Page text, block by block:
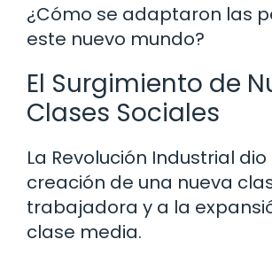
¿Cómo se adaptaron las
este nuevo mundo?
El Surgimiento de
Clases Sociales
La Revolución Industrial
creación de una nueva
trabajadora y a la
clase media.